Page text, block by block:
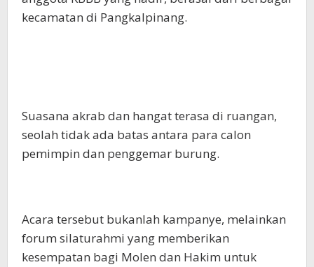
kecamatan di Pangkalpinang.
Suasana akrab dan hangat terasa di ruangan,
seolah tidak ada batas antara para calon
pemimpin dan penggemar burung.
Acara tersebut bukanlah kampanye, melainkan
forum silaturahmi yang memberikan
kesempatan bagi Molen dan Hakim untuk